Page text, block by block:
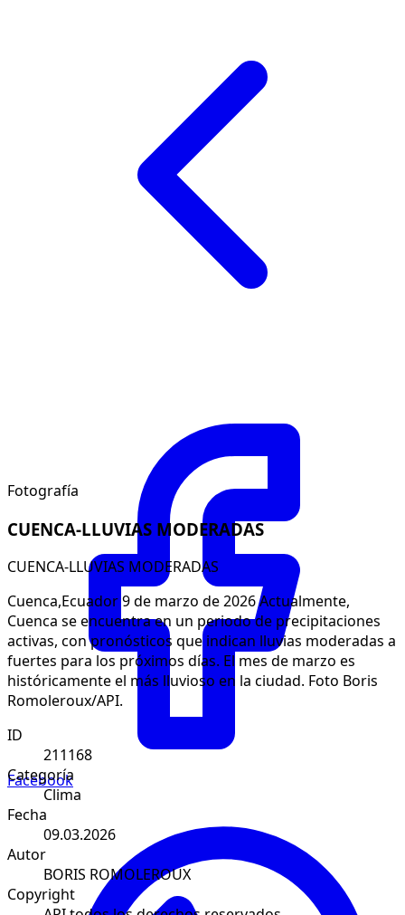
Facebook
Fotografía
CUENCA-LLUVIAS MODERADAS
CUENCA-LLUVIAS MODERADAS
Cuenca,Ecuador 9 de marzo de 2026 Actualmente,
Cuenca se encuentra en un periodo de precipitaciones
activas, con pronósticos que indican lluvias moderadas a
fuertes para los próximos días. El mes de marzo es
históricamente el más lluvioso en la ciudad. Foto Boris
Romoleroux/API.
ID
211168
Categoría
Clima
Fecha
09.03.2026
Autor
BORIS ROMOLEROUX
Copyright